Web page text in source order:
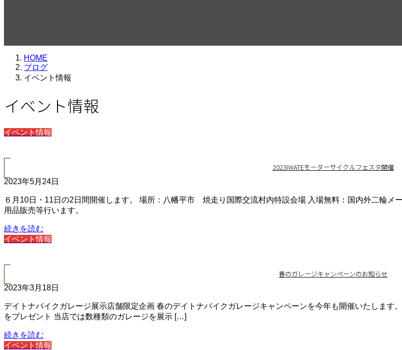
HOME
ブログ
イベント情報
イベント情報
イベント情報
2023IWATEモーターサイクルフェスタ開催
2023年5月24日
６月10日・11日の2日間開催します。 場所：八幡平市 焼走り国際交流村内特設会場 入場無料：国内外二輪メ
用品販売等行います。
続きを読む
イベント情報
春のガレージキャンペーンのお知らせ
2023年3月18日
デイトナバイクガレージ展示店舗限定企画 春のデイトナバイクガレージキャンペーンを今年も開催いたしま
をプレゼント 当店では数種類のガレージを展示 […]
続きを読む
イベント情報